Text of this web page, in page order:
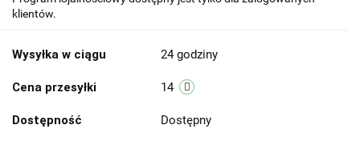
klientów.
Wysyłka w ciągu 24 godziny
Cena przesyłki 14
Dostępność Dostępny